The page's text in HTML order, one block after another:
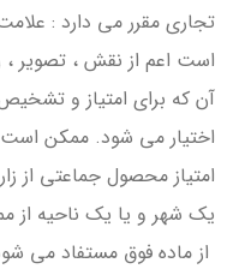
تجاری مقرر می دارد :
است اعم از نقش ، تصویر ،
آن که برای امتیاز و
اختیار می شود. ممکن
امتیاز محصول جماعتی از
یک شهر و یا یک ناحیه از
از ماده فوق مستفاد می